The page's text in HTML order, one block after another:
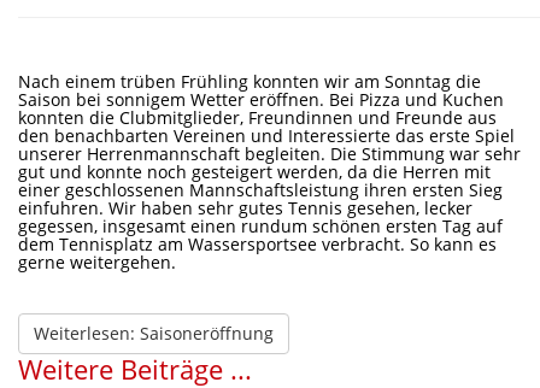
Nach einem trüben Frühling konnten wir am Sonntag die
Saison bei sonnigem Wetter eröffnen. Bei Pizza und Kuchen
konnten die Clubmitglieder, Freundinnen und Freunde aus
den benachbarten Vereinen und Interessierte das erste Spiel
unserer Herrenmannschaft begleiten. Die Stimmung war sehr
gut und konnte noch gesteigert werden, da die Herren mit
einer geschlossenen Mannschaftsleistung ihren ersten Sieg
einfuhren. Wir haben sehr gutes Tennis gesehen, lecker
gegessen, insgesamt einen rundum schönen ersten Tag auf
dem Tennisplatz am Wassersportsee verbracht. So kann es
gerne weitergehen.
Weiterlesen: Saisoneröffnung
Weitere Beiträge ...